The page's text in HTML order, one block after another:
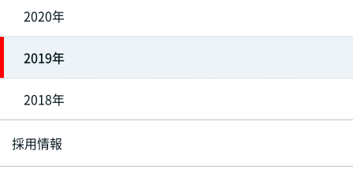
2020年
2019年
2018年
採用情報